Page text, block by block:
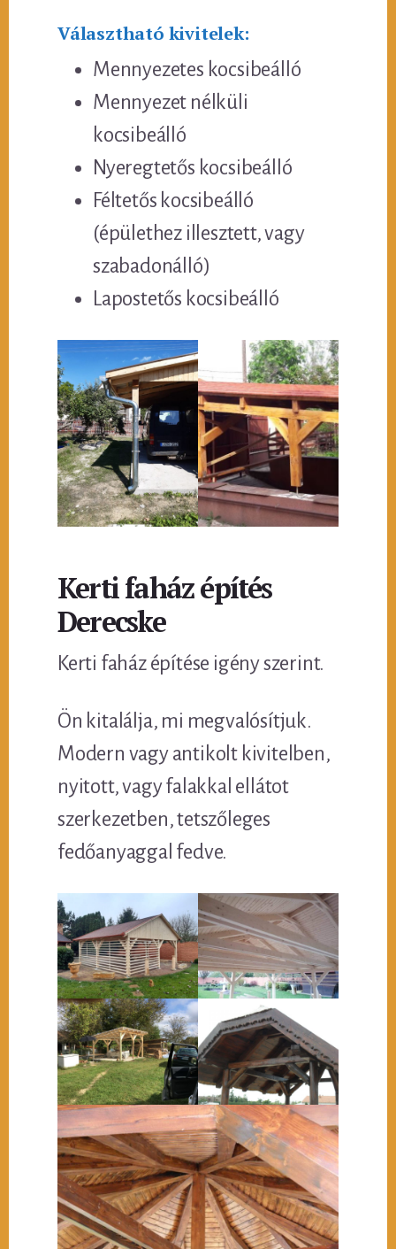
Választható kivitelek:
Mennyezetes kocsibeálló
Mennyezet nélküli
kocsibeálló
Nyeregtetős kocsibeálló
Féltetős kocsibeálló
(épülethez illesztett, vagy
szabadonálló)
Lapostetős kocsibeálló
Kerti faház építés
Derecske
Kerti faház építése igény szerint.
Ön kitalálja, mi megvalósítjuk.
Modern vagy antikolt kivitelben,
nyitott, vagy falakkal ellátot
szerkezetben, tetszőleges
fedőanyaggal fedve.